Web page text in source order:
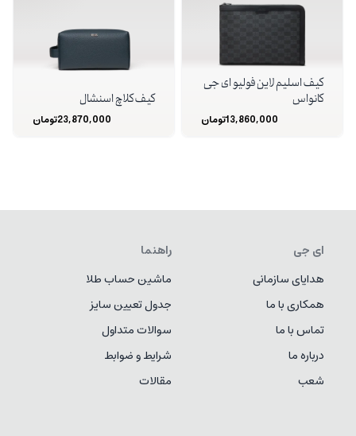
کیف اسلیم لاین فولیو ای جی
کانواس
13,860,000تومان
کیف کلاچ اسنشال
23,870,000تومان
ای جی
هدایای سازمانی
همکاری با ما
تماس با ما
درباره ما
شعب
راهنما
ماشین حساب طلا
جدول تعیین سایز
سوالات متداول
شرایط و ضوابط
مقالات